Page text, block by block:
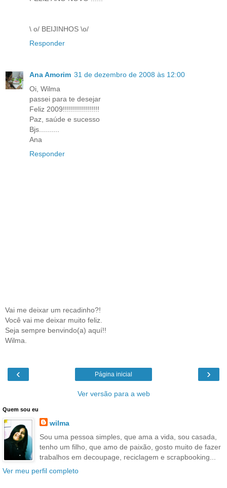
\ o/ BEIJINHOS \o/
Responder
Ana Amorim 31 de dezembro de 2008 às 12:00
Oi, Wilma
passei para te desejar
Feliz 2009!!!!!!!!!!!!!!!!!!
Paz, saúde e sucesso
Bjs..........
Ana
Responder
Vai me deixar um recadinho?!
Você vai me deixar muito feliz.
Seja sempre benvindo(a) aquí!!
Wilma.
‹ ›
Página inicial
Ver versão para a web
Quem sou eu
wilma
Sou uma pessoa simples, que ama a vida, sou casada,
tenho um filho, que amo de paixão, gosto muito de fazer
trabalhos em decoupage, reciclagem e scrapbooking...
Ver meu perfil completo